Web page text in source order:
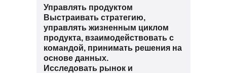
Управлять продуктом
Выстраивать стратегию,
управлять жизненным циклом
продукта, взаимодействовать с
командой, принимать решения на
основе данных.
Исследовать рынок и